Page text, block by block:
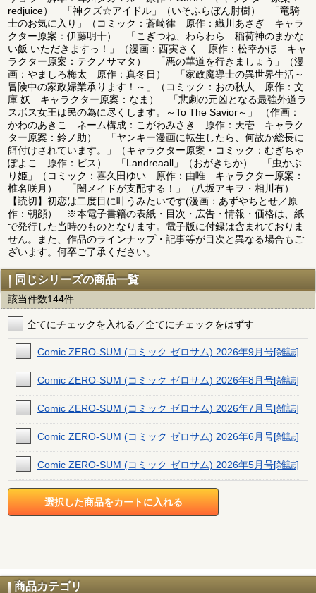
redjuice） 「神クズ☆アイドル」（いそふらぼん肘樹） 「竜騎
士のお気に入り」（コミック：蒼崎律 原作：織川あさぎ キャラ
クター原案：伊藤明十） 「こぎつね、わらわら 稲荷神のまかな
い飯 いただきますっ！」（漫画：西実さく 原作：松幸かほ キャ
ラクター原案：テクノサマタ） 「悪の華道を行きましょう」（漫
画：やましろ梅太 原作：真冬日） 「家政魔導士の異世界生活～
冒険中の家政婦業承ります！～」（コミック：おの秋人 原作：文
庫 妖 キャラクター原案：なま） 「悲劇の元凶となる最強外道ラ
スボス女王は民の為に尽くします。～To The Savior～」 （作画：
かわのあきこ ネーム構成：こがわみさき 原作：天壱 キャラク
ター原案：鈴ノ助） 「ヤンキー漫画に転生したら、何故か総長に
餌付けされています。」（キャラクター原案・コミック：むぎちゃ
ぽよこ 原作：ビス） 「Landreaall」（おがきちか） 「虫かぶ
り姫」（コミック：喜久田ゆい 原作：由唯 キャラクター原案：
椎名咲月） 「闇メイドが支配する！」（八坂アキヲ・相川有）
【読切】初恋は二度目に叶うみたいです(漫画：あずやちとせ／原
作：朝顔） ※本電子書籍の表紙・目次・広告・情報・価格は、紙
で発行した当時のものとなります。電子版に付録は含まれておりま
せん。また、作品のラインナップ・記事等が目次と異なる場合もご
ざいます。何卒ご了承ください。
同じシリーズの商品一覧
該当件数144件
全てにチェックを入れる／全てにチェックをはずす
Comic ZERO-SUM (コミック ゼロサム) 2026年9月号[雑誌]
Comic ZERO-SUM (コミック ゼロサム) 2026年8月号[雑誌]
Comic ZERO-SUM (コミック ゼロサム) 2026年7月号[雑誌]
Comic ZERO-SUM (コミック ゼロサム) 2026年6月号[雑誌]
Comic ZERO-SUM (コミック ゼロサム) 2026年5月号[雑誌]
Comic ZERO-SUM (コミック ゼロサム) 2026年4月号[雑誌]
Comic ZERO-SUM (コミック ゼロサム) 2026年1月号[雑誌]
商品カテゴリ